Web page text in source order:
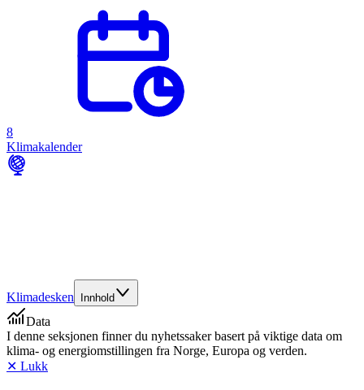
8
Klimakalender
Klimadesken Innhold
Data
I denne seksjonen finner du nyhetssaker basert på viktige data om
klima- og energiomstillingen fra Norge, Europa og verden.
✕ Lukk